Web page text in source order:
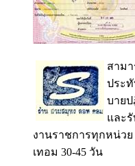
สาม
ประ
บายป
และ
งานราชการทุกหน่วย
เทอม 30-45 วัน